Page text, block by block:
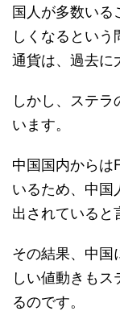
国人が多数いる
しくなるとい
通貨は、過去に
しかし、ステラ
います。
中国国内からは
いるため、中国
出されていると
その結果、中国
しい値動きも
るのです。